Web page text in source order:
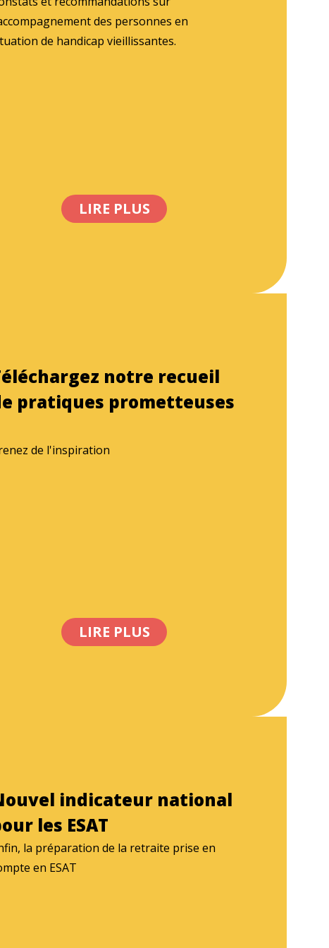
des personnes en
de handicap vieillissantes.
LIRE PLUS
notre recueil
pratiques prometteuses
de l'inspiration
LIRE PLUS
indicateur national
les ESAT
la préparation de la retraite prise en
en ESAT